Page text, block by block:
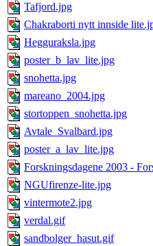
Tafjord.jpg
Chakraborti nytt innside
Hegguraksla.jpg
poster_b_lav_lite.jpg
snohetta.jpg
mareano_2004.jpg
stortoppen_snohetta.jpg
Avtale_Svalbard.jpg
poster_a_lav_lite.jpg
Forskningsdagene 2003 -
NGUfirenze-lite.jpg
vintermote2.jpg
verdal.gif
sandbolger_hasut.gif